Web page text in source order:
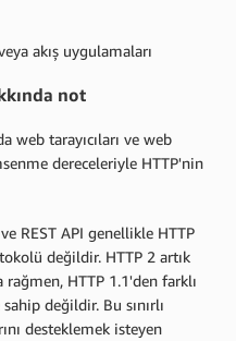
akış uygulamaları
not
web tarayıcıları ve web
dereceleriyle HTTP'nin
REST API genellikle HTTP
değildir. HTTP 2 artık
HTTP 1.1'den farklı
değildir. Bu sınırlı
desteklemek isteyen